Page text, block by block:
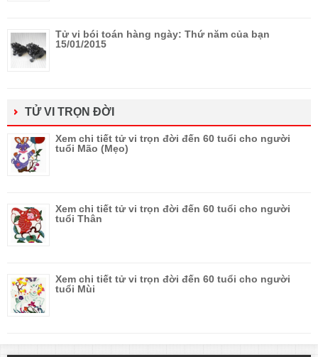
Tử vi bói toán hàng ngày: Thứ năm của bạn
15/01/2015
TỬ VI TRỌN ĐỜI
Xem chi tiết tử vi trọn đời đến 60 tuổi cho người
tuổi Mão (Mẹo)
Xem chi tiết tử vi trọn đời đến 60 tuổi cho người
tuổi Thân
Xem chi tiết tử vi trọn đời đến 60 tuổi cho người
tuổi Mùi